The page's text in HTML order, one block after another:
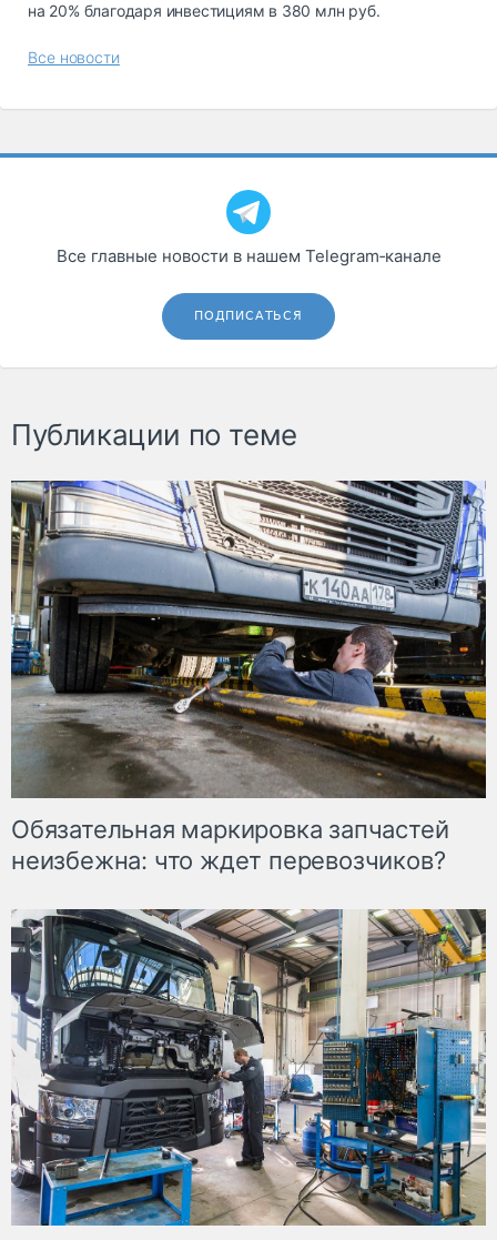
на 20% благодаря инвестициям в 380 млн руб.
Все новости
Все главные новости в нашем Telegram‑канале
ПОДПИСАТЬСЯ
Публикации по теме
Обязательная маркировка запчастей
неизбежна: что ждет перевозчиков?